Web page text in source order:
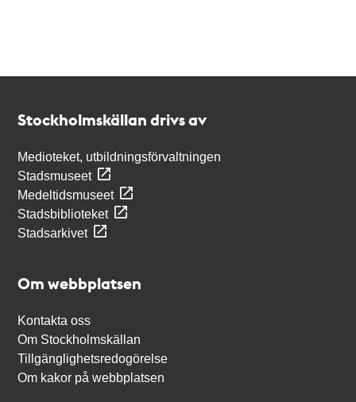
Stockholmskällan drivs av
Medioteket, utbildningsförvaltningen
Stadsmuseet
Medeltidsmuseet
Stadsbiblioteket
Stadsarkivet
Om webbplatsen
Kontakta oss
Om Stockholmskällan
Tillgänglighetsredogörelse
Om kakor på webbplatsen